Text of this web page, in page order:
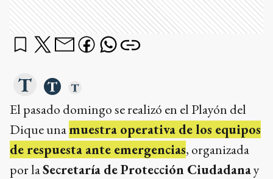
El pasado domingo se realizó en el Playón del
Dique unamuestra operativa de los equipos
de respuesta ante emergencias, organizada
por laSecretaría de Protección Ciudadanay